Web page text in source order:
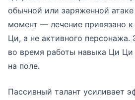
обычной или заряженной
момент — лечение привязано
Ци, а не активного персонажа.
во время работы навыка Ци Ци
на поле.
Пассивный талант усиливает